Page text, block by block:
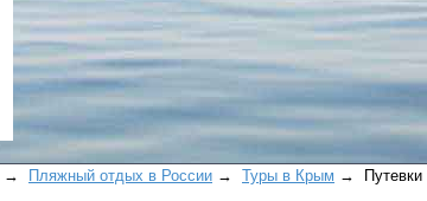
→ Пляжный отдых в России → Туры в Крым → Путевки